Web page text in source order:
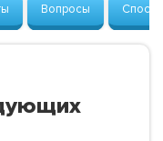
Вопросы